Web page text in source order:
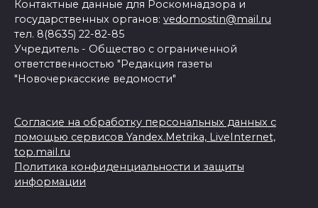
Контактные данные для Роскомнадзора и
государственных органов: vedomostin@mail.ru
тел. 8(8635) 22-82-85
Учредитель - Общество с ограниченной
ответственностью "Редакция газеты
"Новочеркасские ведомости"
Согласие на обработку персональных данных с
помощью сервисов Yandex.Metrika, LiveInternet,
top.mail.ru
Политика конфиденциальности и защиты
информации